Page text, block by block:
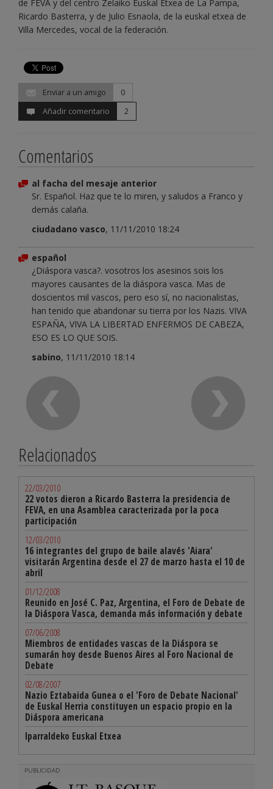
de FEVA y del centro Zelaiko Euskal Etxea de La Pampa,
Ricardo Basterra, y de Julio Esnaola, de la euskal etxea de
Villa Mercedes, vocal de la federación.
Enviar a un amigo
0
Añadir comentario
2
Comentarios
al facha del mesaje anterior
Sr. Español. Haz que te lo miren, y saludos a Franco y
demás calaña.
ciudadano vasco, 11/11/2010 18:24
español
¿Diáspora vasca?. vosotros los asesinos sois los
mayores causantes de la diáspora vasca. Mas de
doscientos mil vascos, pero eso sí, no nacionalistas,
han tenido que abandonar su tierra por los Nazis. VIVA
ESPAÑA, VIVA LA LIBERTAD ENFERMOS DE CABEZA,
ESO ES LO QUE SOIS.
sabino, 11/11/2010 18:14
Relacionados
22/03/2010
22 votos dieron a Ricardo Basterra la presidencia de
FEVA, en una Asamblea caracterizada por la poca
participación
12/03/2010
16 integrantes del grupo de baile alavés 'Aiara'
visitarán Argentina desde el 27 de marzo hasta el 10 de
abril
01/12/2008
Reunido en José C. Paz, Argentina, el Foro de Debate de
la Diáspora Vasca, demanda más información y debate
07/06/2008
Miembros de entidades vascas de la Diáspora se
sumarán hoy desde Buenos Aires al Foro Nacional de
Debate
02/08/2007
Nazio Eztabaida Gunea o el 'Foro de Debate Nacional'
de Euskal Herria constituyen un espacio propio en la
Diáspora americana
Iparraldeko Euskal Etxea
PUBLICIDAD